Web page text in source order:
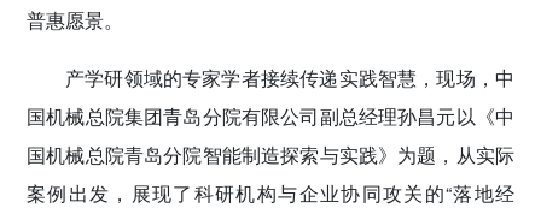
普惠愿景。
产学研领域的专家学者接续传递实践智慧，现场，中
国机械总院集团青岛分院有限公司副总经理孙昌元以《中
国机械总院青岛分院智能制造探索与实践》为题，从实际
案例出发，展现了科研机构与企业协同攻关的“落地经